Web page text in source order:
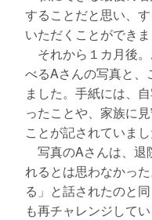
することだと思い、
いただくことができま
それから１カ月後
べるAさんの写真と、
ました。手紙には、
ったことや、家族に
ことが記されていまし
写真のAさんは、退
れるとは思わなかっ
る」と話されたのと
も再チャレンジして